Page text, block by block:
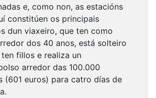
e, como non, as estacións
constitúen os principais
dun viaxeiro, que ten como
dos 40 anos, está solteiro
fillos e realiza un
arredor das 100.000
(601 euros) para catro días de